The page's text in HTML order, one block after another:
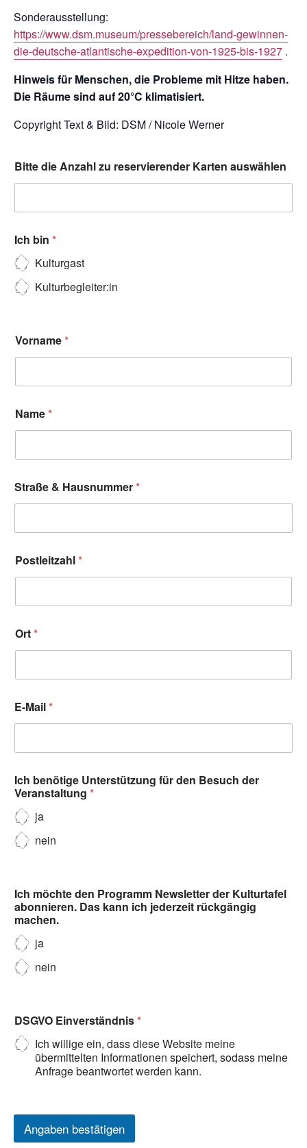
Sonderausstellung:
https://www.dsm.museum/pressebereich/land-gewinnen-
die-deutsche-atlantische-expedition-von-1925-bis-1927 .
Hinweis für Menschen, die Probleme mit Hitze haben.
Die Räume sind auf 20°C klimatisiert.
Copyright Text & Bild: DSM / Nicole Werner
Bitte die Anzahl zu reservierender Karten auswählen
Ich bin *
Kulturgast
Kulturbegleiter:in
Vorname*
Name*
Straße & Hausnummer*
Postleitzahl*
Ort*
E-Mail*
Ich benötige Unterstützung für den Besuch der
Veranstaltung *
ja
nein
Ich möchte den Programm Newsletter der Kulturtafel
abonnieren. Das kann ich jederzeit rückgängig
machen.
ja
nein
DSGVO Einverständnis*
Ich willige ein, dass diese Website meine
übermittelten Informationen speichert, sodass meine
Anfrage beantwortet werden kann.
Angaben bestätigen